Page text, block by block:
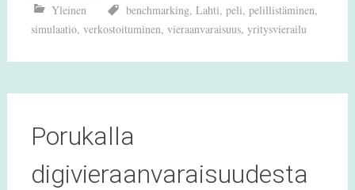
Yleinen benchmarking, Lahti, peli, pelillistäminen,
simulaatio, verkostoituminen, vieraanvaraisuus, yritysvierailu
Porukalla
digivieraanvaraisuudesta